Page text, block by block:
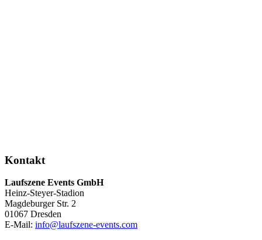
Kontakt
Laufszene Events GmbH
Heinz-Steyer-Stadion
Magdeburger Str. 2
01067 Dresden
E-Mail: info@laufszene-events.com